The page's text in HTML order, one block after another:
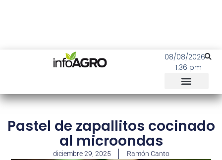
08/08/2026
1:36 pm
Pastel de zapallitos cocinado
al microondas
diciembre 29, 2025 Ramón Canto